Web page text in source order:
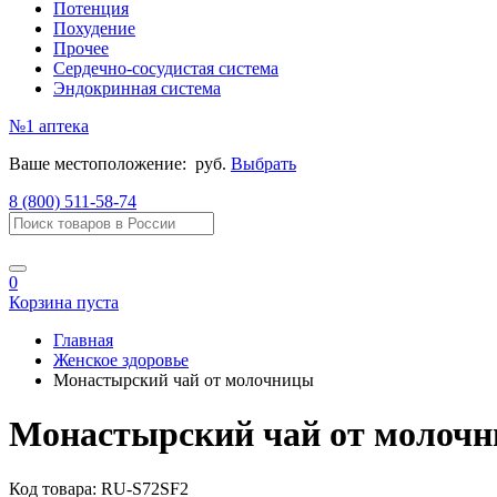
Потенция
Похудение
Прочее
Сердечно-сосудистая система
Эндокринная система
№1 аптека
Ваше местоположение: руб. Выбрать
8 (800) 511-58-74
0
Корзина пуста
Главная
Женское здоровье
Монастырский чай от молочницы
Монастырский чай от
Код товара: RU-S72SF2